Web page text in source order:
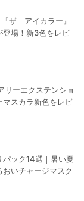
ザ アイカラー』
登場！新3色をレビ
リーエクステンショ
マスカラ新色をレビ
パック14選｜暑い夏
いチャージマスク